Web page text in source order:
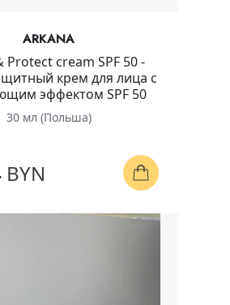
ARKANA
Protect cream SPF 50 -
крем для лица с
эффектом SPF 50
30 мл (Польша)
BYN